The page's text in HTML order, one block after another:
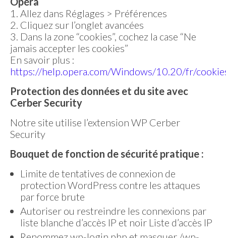
1. Allez dans Réglages > Préférences
2. Cliquez sur l’onglet avancées
3. Dans la zone “cookies”, cochez la case “Ne
jamais accepter les cookies”
En savoir plus :
https://help.opera.com/Windows/10.20/fr/
Protection des données et du site avec
Cerber Security
Notre site utilise l’extension WP Cerber
Security
Bouquet de fonction de sécurité pratique :
Limite de tentatives de connexion de
protection WordPress contre les attaques
par force brute
Autoriser ou restreindre les connexions par
liste blanche d’accès IP et noir Liste d’accès IP